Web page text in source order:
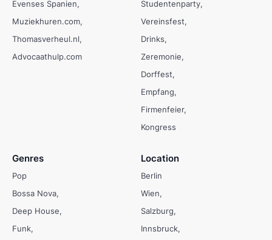
Evenses Spanien
Muziekhuren.com
Thomasverheul.nl
Advocaathulp.com
Studentenparty
Vereinsfest
Drinks
Zeremonie
Dorffest
Empfang
Firmenfeier
Kongress
Genres
Pop
Bossa Nova
Deep House
Funk
Location
Berlin
Wien
Salzburg
Innsbruck